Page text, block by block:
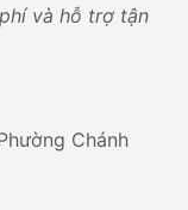
và hỗ trợ tận
Chánh